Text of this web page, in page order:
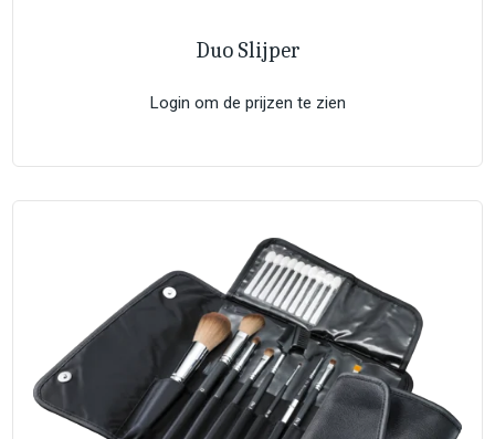
Duo Slijper
Login om de prijzen te zien